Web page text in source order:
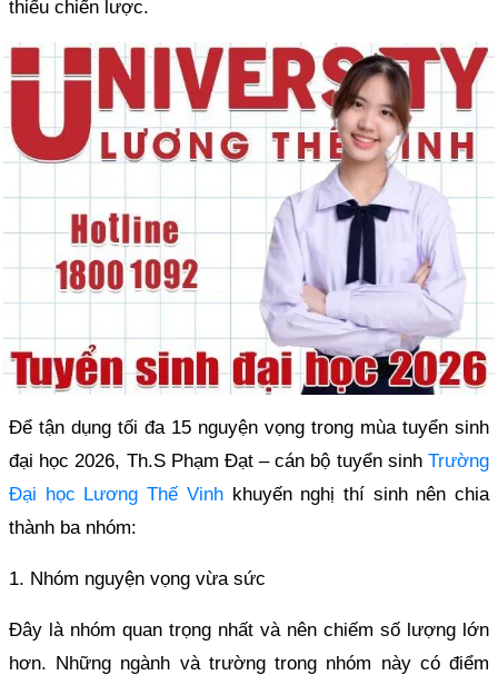
thiếu chiến lược.
Để tận dụng tối đa 15 nguyện vọng trong mùa tuyển sinh
đại học 2026, Th.S Phạm Đạt – cán bộ tuyển sinh Trường
Đại học Lương Thế Vinhkhuyến nghị thí sinh nên chia
thành ba nhóm:
1. Nhóm nguyện vọng vừa sức
Đây là nhóm quan trọng nhất và nên chiếm số lượng lớn
hơn. Những ngành và trường trong nhóm này có điểm